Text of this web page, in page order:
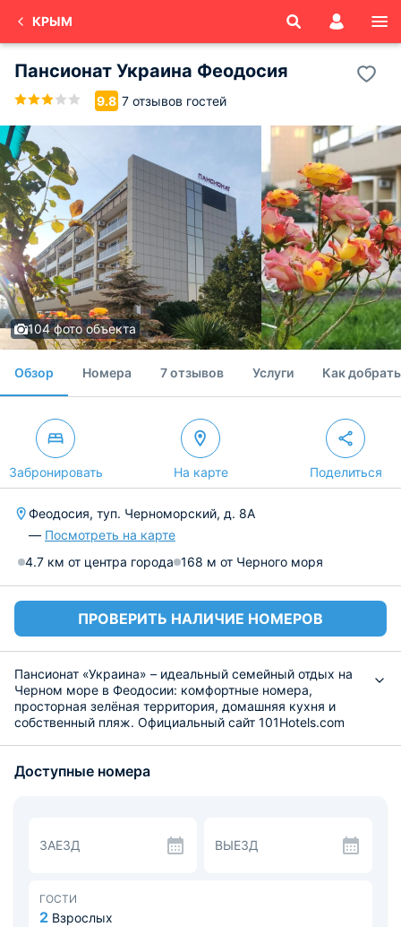
КРЫМ
Пансионат Украина Феодосия
9.8 7 отзывов гостей
104 фото объекта
Обзор Номера 7 отзывов Услуги Как
Забронировать На карте Поделиться
Феодосия, туп. Черноморский, д. 8А
— Посмотреть на карте
4.7 км от центра города 168 м от Черного моря
ПРОВЕРИТЬ НАЛИЧИЕ НОМЕРОВ
Пансионат «Украина» – идеальный семейный отдых на
Черном море в Феодосии: комфортные номера,
просторная зелёная территория, домашняя кухня и
собственный пляж. Официальный сайт 101Hotels.com
бронирования.
fi, набор мебели и посуды. Многие номера имеют выход
на балкон, откуда открывается красивый вид.
В стоимость проживания включено трехразовое
комплексное питание (домашняя кухня). Также на
Доступные номера
ЗАЕЗД ВЫЕЗД
ГОСТИ
2 Взрослых